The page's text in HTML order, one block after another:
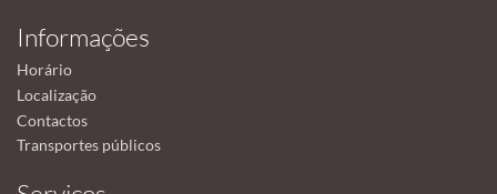
Informações
Horário
Localização
Contactos
Transportes públicos